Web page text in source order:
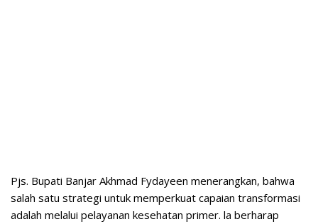
Pjs. Bupati Banjar Akhmad Fydayeen menerangkan, bahwa
salah satu strategi untuk memperkuat capaian transformasi
adalah melalui pelayanan kesehatan primer. la berharap